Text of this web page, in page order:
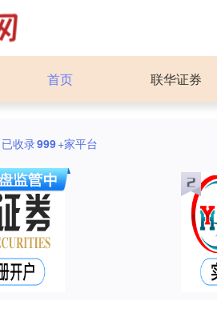
首页 联华证券
已收录999+家平台